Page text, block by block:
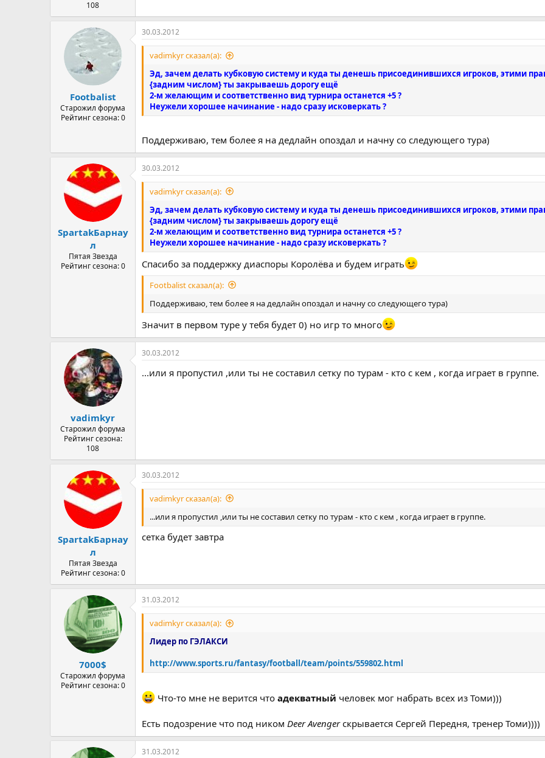
108
Footbalist
Старожил форума
Рейтинг сезона: 0
30.03.2012
vadimkyr сказал(а):
Эд, зачем делать кубковую систему и куда ты денешь присоединившихся игроков, этими
{задним числом} ты закрываешь дорогу ещё
2-м желающим и соответственно вид турнира останется +5 ?
Неужели хорошее начинание - надо сразу исковеркать ?
Поддерживаю, тем более я на дедлайн опоздал и начну со следующего тура)
SpartakБарнау
л
Пятая Звезда
Рейтинг сезона: 0
30.03.2012
vadimkyr сказал(а):
Эд, зачем делать кубковую систему и куда ты денешь присоединившихся игроков, этими
{задним числом} ты закрываешь дорогу ещё
2-м желающим и соответственно вид турнира останется +5 ?
Неужели хорошее начинание - надо сразу исковеркать ?
Спасибо за поддержку диаспоры Королёва и будем играть
Footbalist сказал(а):
Поддерживаю, тем более я на дедлайн опоздал и начну со следующего тура)
Значит в первом туре у тебя будет 0) но игр то много
vadimkyr
Старожил форума
Рейтинг сезона:
108
30.03.2012
...или я пропустил ,или ты не составил сетку по турам - кто с кем , когда играет в группе.
SpartakБарнау
л
Пятая Звезда
Рейтинг сезона: 0
30.03.2012
vadimkyr сказал(а):
...или я пропустил ,или ты не составил сетку по турам - кто с кем , когда играет в группе.
сетка будет завтра
7000$
Старожил форума
Рейтинг сезона: 0
31.03.2012
vadimkyr сказал(а):
Лидер по ГЭЛАКСИ
http://www.sports.ru/fantasy/football/team/points/559802.html
Что-то мне не верится что адекватный человек мог набрать всех из Томи)))
Есть подозрение что под ником Deer Avengerскрывается Сергей Передня, тренер Томи))))
31.03.2012